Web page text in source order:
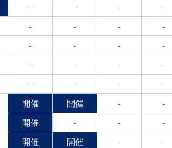
- - -
-
- - -
-
- - -
-
- - -
-
- - -
-
開催 開催 -
-
開催 - -
-
開催 開催 -
-